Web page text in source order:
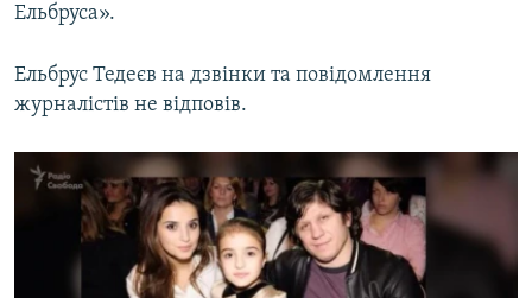
Ельбруса».
Ельбрус Тедеєв на дзвінки та повідомлення
журналістів не відповів.